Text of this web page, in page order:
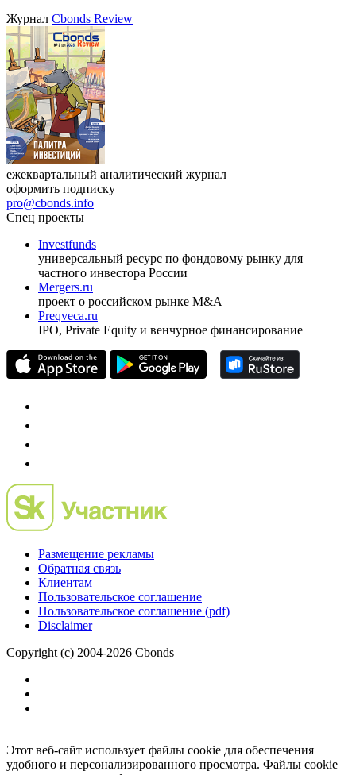
Журнал Cbonds Review
ежеквартальный аналитический журнал
оформить подписку
pro@cbonds.info
Спец проекты
Investfunds
универсальный ресурс по фондовому рынку для
частного инвестора России
Mergers.ru
проект о российском рынке M&A
Preqveca.ru
IPO, Private Equity и венчурное финансирование
Размещение рекламы
Обратная связь
Клиентам
Пользовательское соглашение
Пользовательское соглашение (pdf)
Disclaimer
Copyright (c) 2004-2026 Cbonds
Этот веб-сайт использует файлы cookie для обеспечения
удобного и персонализированного просмотра. Файлы cookie